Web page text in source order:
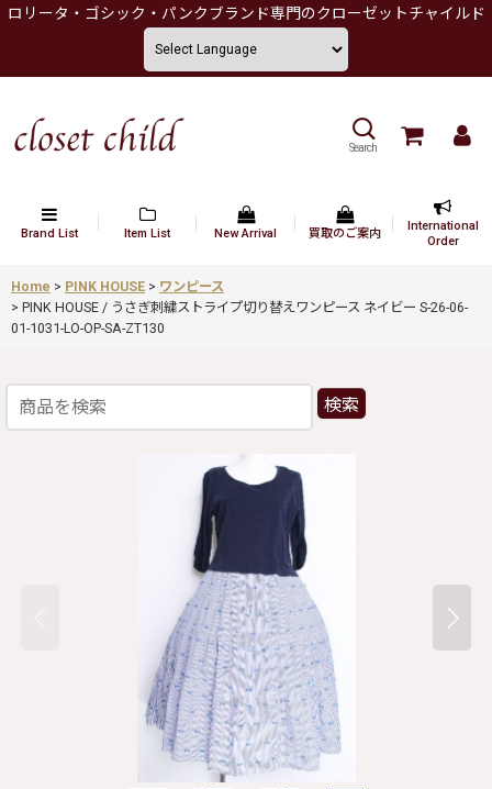
ロリータ・ゴシック・パンクブランド専門のクローゼットチャイルド
Search
Brand List Item List New Arrival 買取のご案内
International
Order
Home > PINK HOUSE > ワンピース
> PINK HOUSE / うさぎ刺繍ストライプ切り替えワンピース ネイビー S-26-06-
01-1031-LO-OP-SA-ZT130
検索